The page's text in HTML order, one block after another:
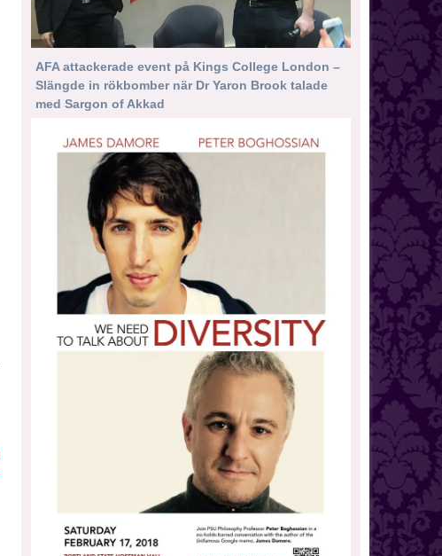
AFA attackerade event på Kings College London –
Slängde in rökbomber när Dr Yaron Brook talade
med Sargon of Akkad